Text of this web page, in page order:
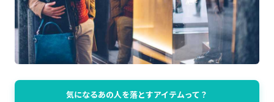
気になるあの人を落とすアイテムって？